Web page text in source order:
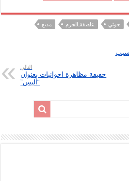
حوثي عاصفة الحزم مذيع
التالي
حقيقة مظاهرة اخوانيات بعنوان
“ألبس”